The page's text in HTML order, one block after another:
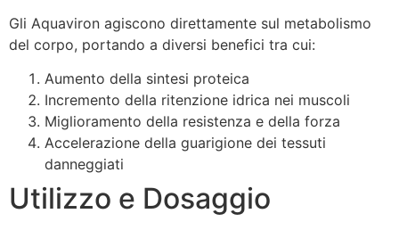
Gli Aquaviron agiscono direttamente sul metabolismo
del corpo, portando a diversi benefici tra cui:
Aumento della sintesi proteica
Incremento della ritenzione idrica nei muscoli
Miglioramento della resistenza e della forza
Accelerazione della guarigione dei tessuti
danneggiati
Utilizzo e Dosaggio